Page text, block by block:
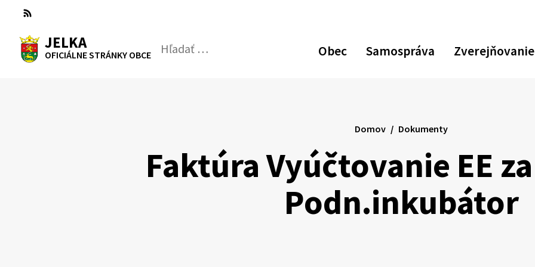
Preskočiť
na
obsah JELKA
OFICIÁLNE STRÁNKY OBCE Obec Samospráva Zverejňovanie
Hľadať:
Faktúra Vyúčtovanie EE
Podn.inkubátor
Domov Dokumenty